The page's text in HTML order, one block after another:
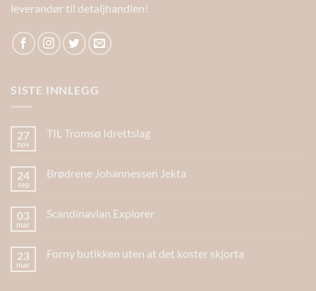
leverandør til detaljhandlen!
SISTE INNLEGG
27
nov
TIL Tromsø Idrettslag
24
sep
Brødrene Johannessen Jekta
03
mar
Scandinavian Explorer
23
mar
Forny butikken uten at det koster skjorta